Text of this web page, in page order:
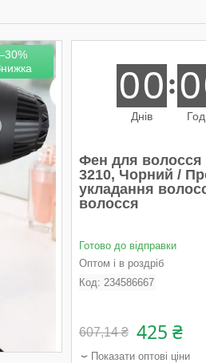
00
Днів
0
Фен для волосся
3210, Чорний /
укладання
волосся
Готово до відправки
Оптом і в роздріб
Код: 234586667
607,14 ₴ 425 ₴
Показати оптові ціни